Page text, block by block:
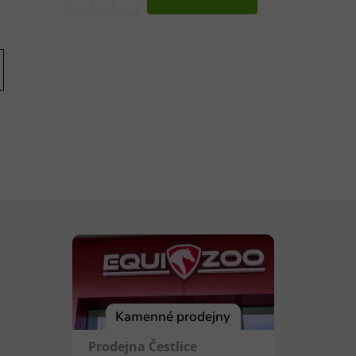
Kamenné prodejny
Prodejna Čestlice